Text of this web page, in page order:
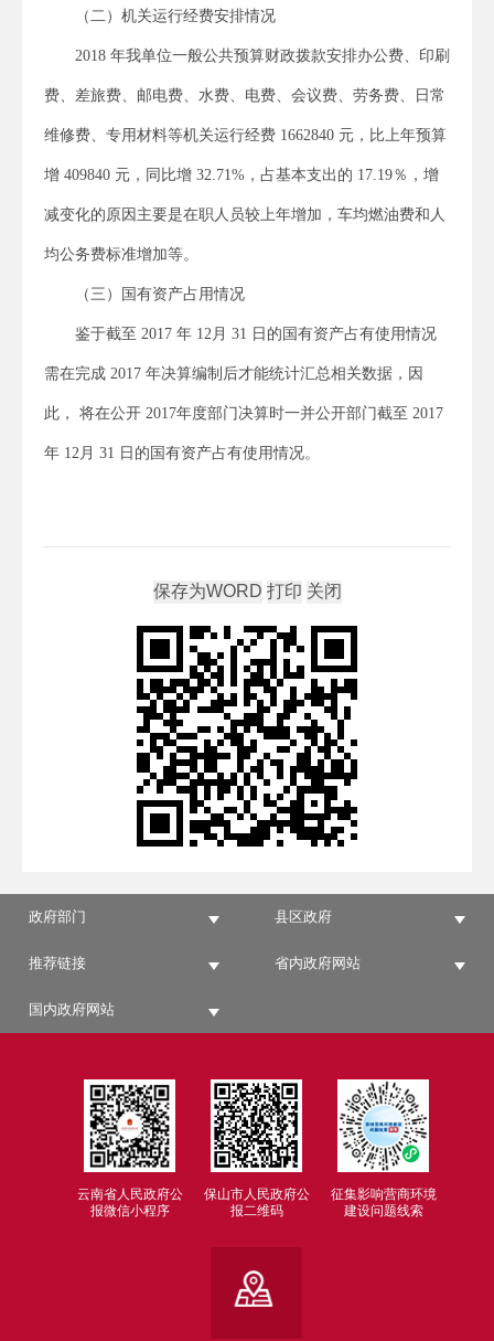
（二）机关运行经费安排情况
2018 年我单位一般公共预算财政拨款安排办公费、印刷
费、差旅费、邮电费、水费、电费、会议费、劳务费、日常
维修费、专用材料等机关运行经费 1662840 元，比上年预算
增 409840 元，同比增 32.71%，占基本支出的 17.19％，增
减变化的原因主要是在职人员较上年增加，车均燃油费和人
均公务费标准增加等。
（三）国有资产占用情况
鉴于截至 2017 年 12月 31 日的国有资产占有使用情况
需在完成 2017 年决算编制后才能统计汇总相关数据，因
此， 将在公开 2017年度部门决算时一并公开部门截至 2017
年 12月 31 日的国有资产占有使用情况。
政府部门 县区政府
推荐链接 省内政府网站
国内政府网站
云南省人民政府公
报微信小程序
保山市人民政府公
报二维码
征集影响营商环境
建设问题线索